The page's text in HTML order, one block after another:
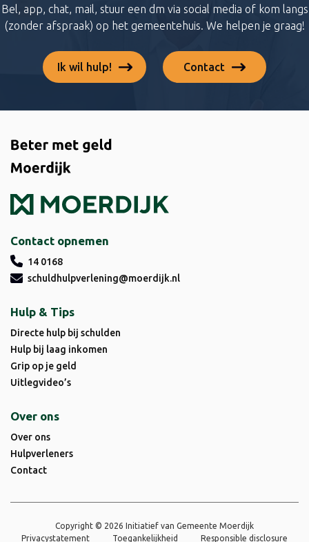
Bel, app, chat, mail, stuur een dm via social media of kom langs
(zonder afspraak) op het gemeentehuis. We helpen je graag!
Ik wil hulp! Contact
Contact opnemen
14 0168
schuldhulpverlening@moerdijk.nl
Hulp & Tips
Directe hulp bij schulden
Hulp bij laag inkomen
Grip op je geld
Uitlegvideo’s
Over ons
Over ons
Hulpverleners
Contact
Copyright © 2026 Initiatief van Gemeente Moerdijk
Privacystatement
Toegankelijkheid Responsible disclosure